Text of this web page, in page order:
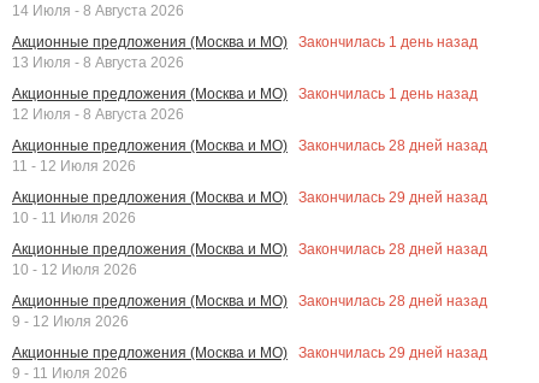
14 Июля - 8 Августа 2026
Акционные предложения (Москва и МО)
Закончилась 1 день назад
13 Июля - 8 Августа 2026
Акционные предложения (Москва и МО)
Закончилась 1 день назад
12 Июля - 8 Августа 2026
Акционные предложения (Москва и МО)
Закончилась 28 дней назад
11 - 12 Июля 2026
Акционные предложения (Москва и МО)
Закончилась 29 дней назад
10 - 11 Июля 2026
Акционные предложения (Москва и МО)
Закончилась 28 дней назад
10 - 12 Июля 2026
Акционные предложения (Москва и МО)
Закончилась 28 дней назад
9 - 12 Июля 2026
Акционные предложения (Москва и МО)
Закончилась 29 дней назад
9 - 11 Июля 2026